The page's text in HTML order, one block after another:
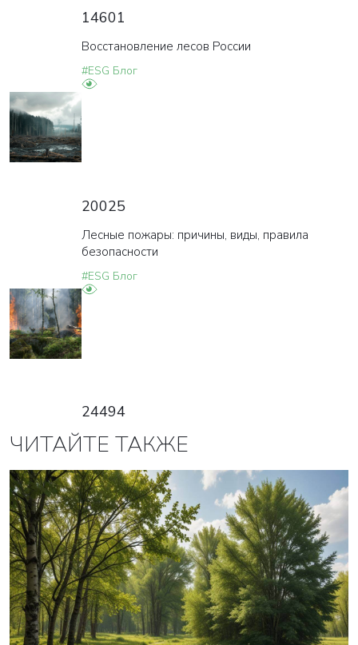
14601
Восстановление лесов России
#ESG Блог
20025
Лесные пожары: причины, виды, правила
безопасности
#ESG Блог
24494
ЧИТАЙТЕ ТАКЖЕ